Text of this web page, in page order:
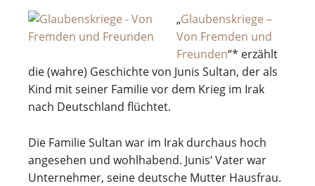
„Glaubenskriege –
Von Fremden und
Freunden“* erzählt
die (wahre) Geschichte von Junis Sultan, der als
Kind mit seiner Familie vor dem Krieg im Irak
nach Deutschland flüchtet.
Die Familie Sultan war im Irak durchaus hoch
angesehen und wohlhabend. Junis‘ Vater war
Unternehmer, seine deutsche Mutter Hausfrau.